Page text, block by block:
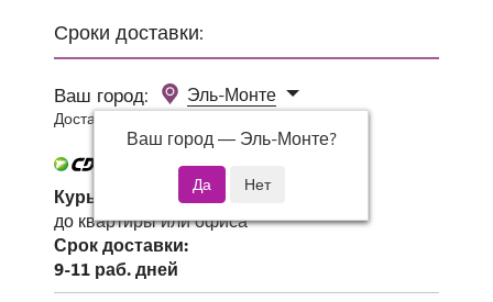
Сроки доставки:
Ваш город:
Эль-Монте
Ваш город — Эль-Монте?
Доставка 0 руб при заказе от 3000 руб.
Курьер СДЭК
до квартиры или офиса
Срок доставки:
9-11 раб. дней